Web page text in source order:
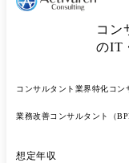
コン
のIT
コンサルタント 業界特化コン
業務改善コンサルタント（
想定年収